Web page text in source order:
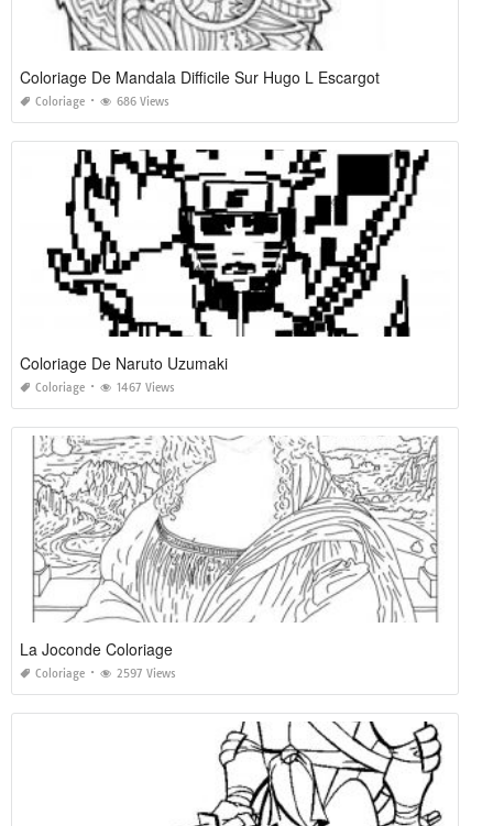
Coloriage De Mandala Difficile Sur Hugo L Escargot
Coloriage 686 Views
Coloriage De Naruto Uzumaki
Coloriage 1467 Views
La Joconde Coloriage
Coloriage 2597 Views